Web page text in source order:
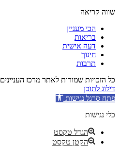
שווה קריאה
הכי מעניין
בריאות
דעה אישית
חינוך
תרבות
כל הזכויות שמורות לאתר מרכז העניינים 2024
דילוג לתוכן
פתח סרגל נגישות
כלי נגישות
הגדל טקסט
הקטן טקסט